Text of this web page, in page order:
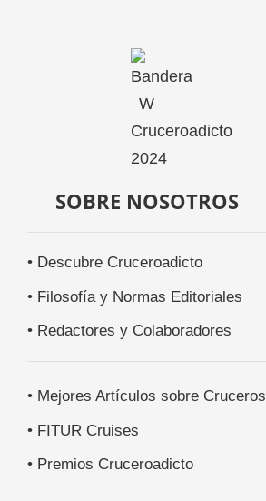
SOBRE NOSOTROS
• Descubre Cruceroadicto
• Filosofía y Normas Editoriales
• Redactores y Colaboradores
• Mejores Artículos sobre Cruceros
• FITUR Cruises
• Premios Cruceroadicto